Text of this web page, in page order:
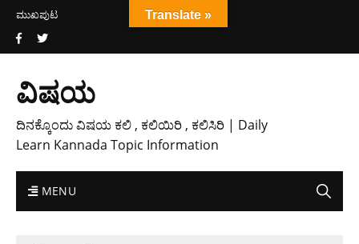
ಮುಖಪುಟ
ವಿಷಯ
ದಿನಕ್ಕೊಂದು ವಿಷಯ ಕಲಿ , ಕಲಿಯಿರಿ , ಕಲಿಸಿರಿ | Daily
Learn Kannada Topic Information
MENU
Translate »